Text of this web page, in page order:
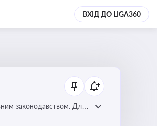
ВХІД ДО LIGA360
законодавством. Для